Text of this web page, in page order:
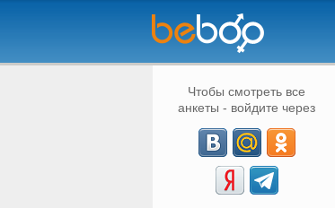
Чтобы смотреть все
анкеты - войдите через